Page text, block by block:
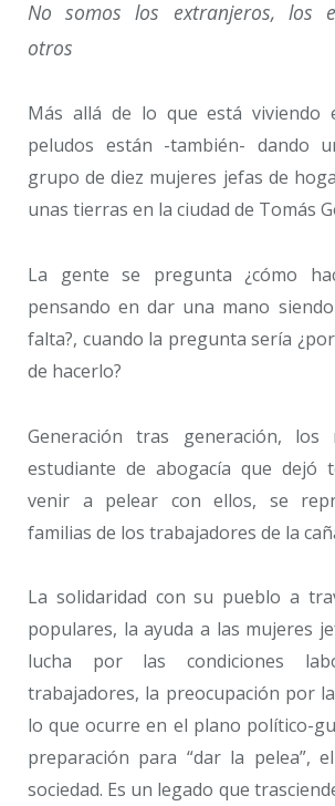
No somos los extranjeros, los
otros
Más allá de lo que está viviendo
peludos están -también- dando
grupo de diez mujeres jefas de
unas tierras en la ciudad de Tomás
La gente se pregunta ¿cómo
pensando en dar una mano
falta?, cuando la pregunta sería
de hacerlo?
Generación tras generación, los
estudiante de abogacía que dejó
venir a pelear con ellos, se
familias de los trabajadores de la
La solidaridad con su pueblo a
populares, la ayuda a las mujeres
lucha por las condiciones
trabajadores, la preocupación por
lo que ocurre en el plano político-
preparación para “dar la pelea”,
sociedad. Es un legado que